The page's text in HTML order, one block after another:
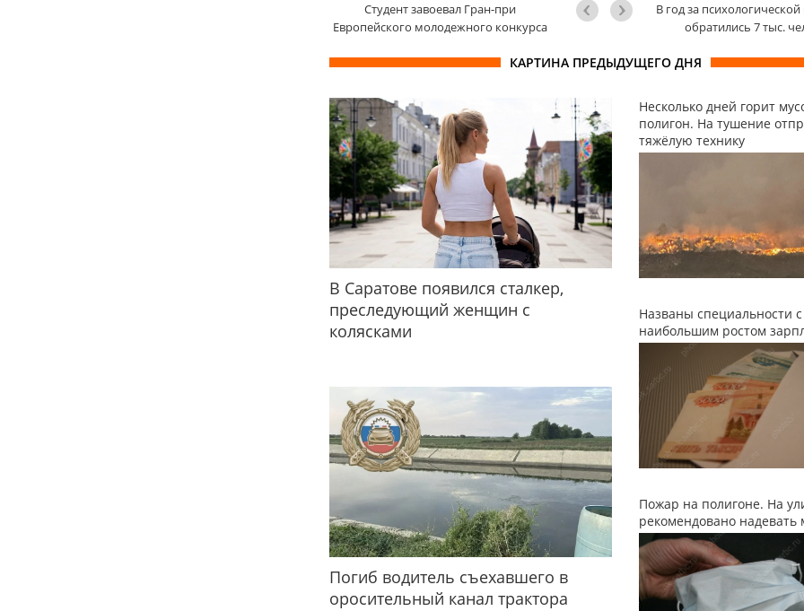
Студент завоевал Гран-при
Европейского молодежного конкурса
В год за
обратились 7 тыс.
КАРТИНА ПРЕДЫДУЩЕГО ДНЯ
В Саратове появился сталкер,
преследующий женщин с
колясками
Погиб водитель съехавшего в
оросительный канал трактора
Несколько дней горит
полигон. На тушение
тяжёлую технику
Названы специальности с
наибольшим ростом
Пожар на полигоне. На
рекомендовано надевать